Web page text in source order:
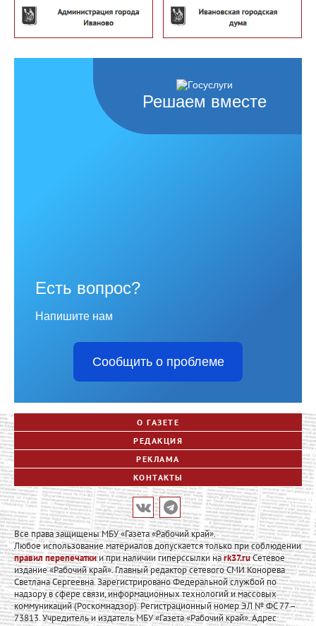
Решаем вместе
Есть вопрос?
Напишите нам
Сообщить о проблеме
О ГАЗЕТЕ
РЕДАКЦИЯ
РЕКЛАМА
КОНТАКТЫ
Все права защищены МБУ «Газета «Рабочий край».
Любое использование материалов допускается только при соблюдении
правил перепечаткии при наличии гиперссылки наrk37.ruСетевое
издание «Рабочий край». Главный редактор сетевого СМИ Конорева
Светлана Сергеевна. Зарегистрировано Федеральной службой по
надзору в сфере связи, информационных технологий и массовых
коммуникаций (Роскомнадзор). Регистрационный номер ЭЛ № ФС 77 –
73813. Учредитель и издатель МБУ «Газета «Рабочий край». Адрес